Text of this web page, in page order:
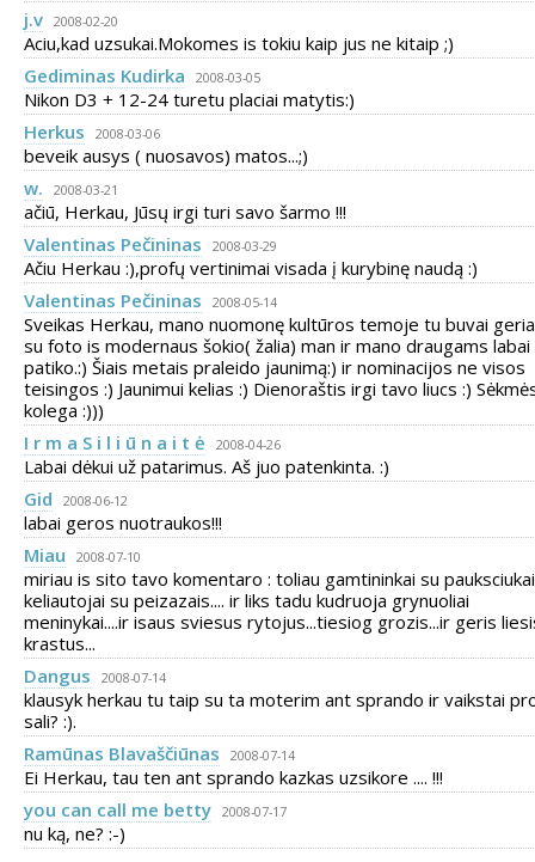
j.v 2008-02-20
Aciu,kad uzsukai.Mokomes is tokiu kaip jus ne kitaip ;)
Gediminas Kudirka
2008-03-05
Nikon D3 + 12-24 turetu placiai matytis:)
Herkus
2008-03-06
beveik ausys ( nuosavos) matos...;)
w.
2008-03-21
ačiū, Herkau, Jūsų irgi turi savo šarmo !!!
Valentinas Pečininas
2008-03-29
Ačiu Herkau :),profų vertinimai visada į kurybinę naudą :)
Valentinas Pečininas
2008-05-14
Sveikas Herkau, mano nuomonę kultūros temoje tu buvai
su foto is modernaus šokio( žalia) man ir mano draugams labai
patiko.:) Šiais metais praleido jaunimą:) ir nominacijos ne visos
teisingos :) Jaunimui kelias :) Dienoraštis irgi tavo liucs :)
kolega :)))
I r m a S i l i ū n a i t ė
2008-04-26
Labai dėkui už patarimus. Aš juo patenkinta. :)
Gid
2008-06-12
labai geros nuotraukos!!!
Miau
2008-07-10
miriau is sito tavo komentaro : toliau gamtininkai su
keliautojai su peizazais.... ir liks tadu kudruoja grynuoliai
meninykai....ir isaus sviesus rytojus...tiesiog grozis...ir geris
krastus...
Dangus
2008-07-14
klausyk herkau tu taip su ta moterim ant sprando ir vaikstai
sali? :).
Ramūnas Blavaščiūnas
2008-07-14
Ei Herkau, tau ten ant sprando kazkas uzsikore .... !!!
you can call me betty 2008-07-17
nu ką, ne? :-)